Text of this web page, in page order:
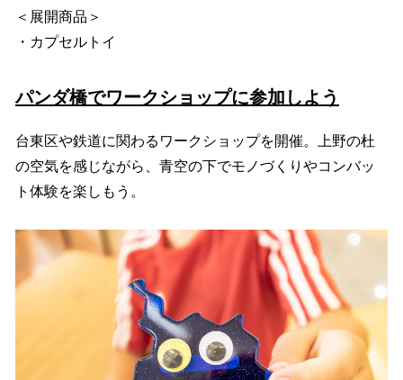
＜展開商品＞
・カプセルトイ
パンダ橋でワークショップに参加しよう
台東区や鉄道に関わるワークショップを開催。上野の杜
の空気を感じながら、青空の下でモノづくりやコンバッ
ト体験を楽しもう。